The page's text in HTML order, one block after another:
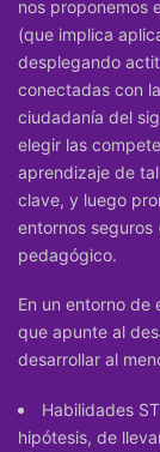
nos proponemos
(que implica
desplegando
conectadas con
ciudadanía del
elegir las
aprendizaje de
clave, y luego
entornos
pedagógico.
En un entorno de
que apunte al
desarrollar al
Habilidades
hipótesis, de